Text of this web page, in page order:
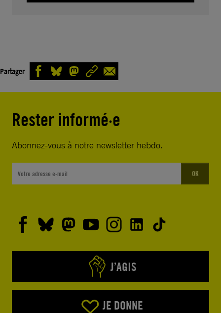
Partager
Rester informé·e
Abonnez-vous à notre newsletter hebdo.
OK
J’AGIS
JE DONNE